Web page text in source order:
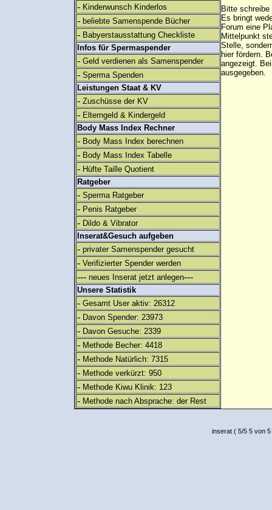
- Kinderwunsch Kinderlos
- beliebte Samenspende Bücher
- Babyerstausstattung Checkliste
Infos für Spermaspender
- Geld verdienen als Samenspender
- Sperma Spenden
Leistungen Staat & KV
- Zuschüsse der KV
- Elterngeld & Kindergeld
Body Mass Index Rechner
- Body Mass Index berechnen
- Body Mass Index Tabelle
- Hüfte Taille Quotient
Ratgeber
- Sperma Ratgeber
- Penis Ratgeber
- Dildo & Vibrator
Inserat&Gesuch aufgeben
- privater Samenspender gesucht
- Verifizierter Spender werden
--- neues Inserat jetzt anlegen---
Unsere Statistik
- Gesamt User aktiv: 26312
- Davon Spender: 23973
- Davon Gesuche: 2339
- Methode Becher: 4418
- Methode Natürlich: 7315
- Methode verkürzt: 950
- Methode Kiwu Klinik: 123
- Methode nach Absprache: der Rest
Bitte
Es bringt
Forum eine
Mittelpunkt
Stelle,
hier fördern.
angezeigt.
ausgegeben.
inserat( 5/5 5 von 5